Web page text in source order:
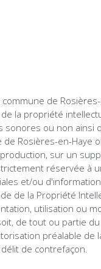
de
la propriété
sonores ou non
Rosières-en-Haye
sur un
réservée à
et/ou
de la Propriété
utilisation ou
de tout ou partie
préalable de
de contrefaçon.